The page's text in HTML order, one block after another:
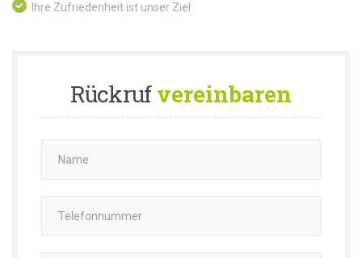
Ihre Zufriedenheit ist unser Ziel
Rückrufvereinbaren